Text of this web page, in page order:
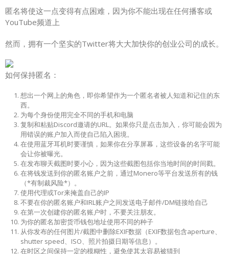
匿名将使这一点变得有点困难，因为你不能出现在任何播客或
YouTube频道上
然而，拥有一个坚实的Twitter将大大加快你的创业公司的成长。
如何保持匿名：
想出一个网上的角色，即你希望作为一个匿名者被人知道和记住的东
西。
为每个身份使用完全不同的手机和电脑
复制和粘贴Discord邀请的URL。如果你只是点击加入，你可能会因为
用错误的账户加入而使自己陷入困境。
在使用蓝牙耳机时要谨慎，如果你在分享屏幕，这些设备的名字可能
会让你被曝光。
在发布聊天截图时要小心，因为这些截图包括你当地时间的时间戳。
在将钱发送到你的匿名账户之前，通过Monero等平台发送所有的钱
（*有制裁风险*）。
使用代理或Tor来掩盖自己的IP
不要在你的匿名账户和IRL账户之间发送电子邮件/DM链接给自己
在第一次创建你的匿名账户时，不要关注朋友。
为你的匿名加密货币钱包地址使用不同的种子
从你发布的任何图片/截图中删除EXIF数据（EXIF数据包含aperture、
shutter speed、ISO、照片拍摄日期等信息）。
在时区之间保持一定的模糊性，避免使其太容易被猜到